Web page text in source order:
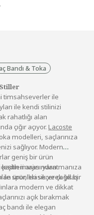
Bandı & Toka
timsahseverler ile
ile kendi stilinizi
rahatlığı alan
çığır açıyor. Lacoste
modelleri, saçlarınıza
sağlıyor. Modern
geniş bir ürün
arasından
ürünleri seçerek şık bir
imajını yaratmanıza
ile spor, klasik ve çağdaş
modern ve dikkat
açık bırakmak
bandı ile elegan